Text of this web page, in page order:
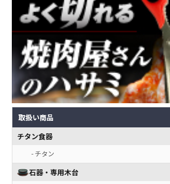
取扱い商品
チタン食器
- チタン
石器・専用木台